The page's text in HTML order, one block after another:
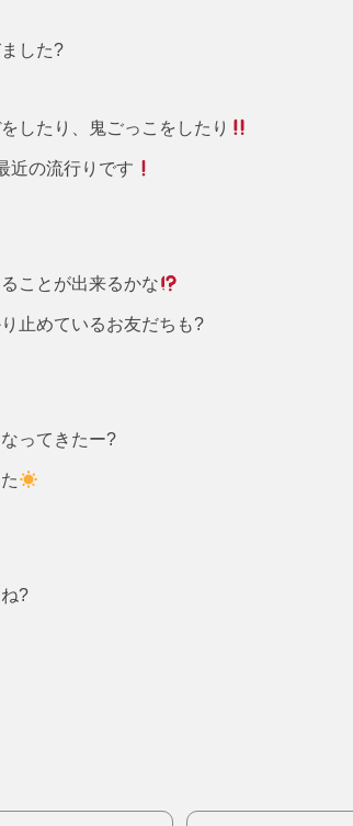
した?
したり、鬼ごっこをしたり
近の流行りです
ことが出来るかな
止めているお友だちも?
ってきたー?
?